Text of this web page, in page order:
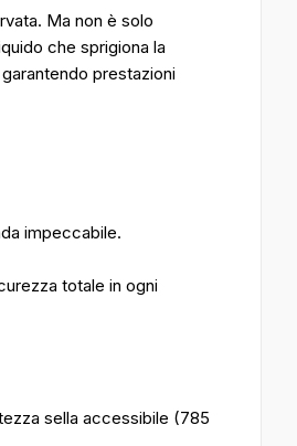
Ma non è solo
che sprigiona la
prestazioni
impeccabile.
totale in ogni
sella accessibile (785